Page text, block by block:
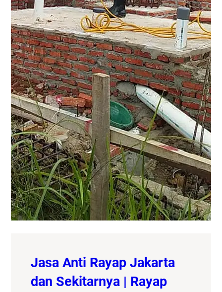
Jasa Anti Rayap Jakarta
dan Sekitarnya | Rayap